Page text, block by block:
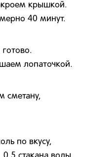
крышкой.
40 минут.
лопаточкой.
сметану,
по вкусу,